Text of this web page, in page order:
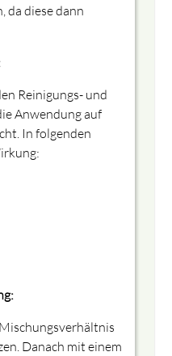
da diese dann
Reinigungs- und
Anwendung auf
In folgenden
Danach mit einem